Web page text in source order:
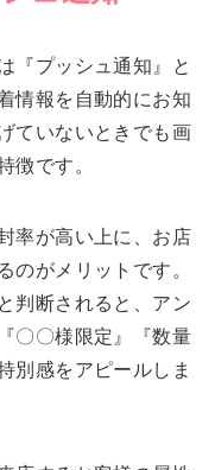
『プッシュ通知』と
情報を自動的にお知
ていないときでも画
です。
率が高い上に、お店
がメリットです。
判断されると、アン
〇〇様限定』『数量
別感をアピールしま